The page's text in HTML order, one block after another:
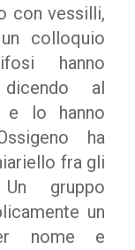
con vessilli,
colloquio
hanno
al
e lo hanno
ha
fra gli
gruppo
un
nome e